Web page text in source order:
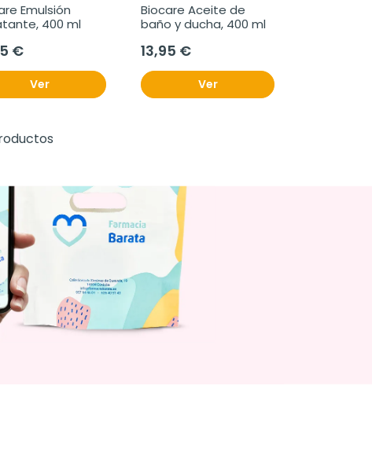
Emulsión
400 ml
€
Ver
Biocare Aceite de
baño y ducha, 400 ml
13,95 €
Ver